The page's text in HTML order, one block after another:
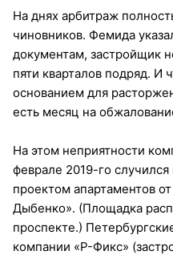
На днях арбитраж
чиновников. Фемида
документам, застройщик
пяти кварталов подряд. И
основанием для
есть месяц на
На этом неприятности
феврале 2019-го
проектом апартаментов
Дыбенко». (Площадка
проспекте.)
компании «Р-Фикс»